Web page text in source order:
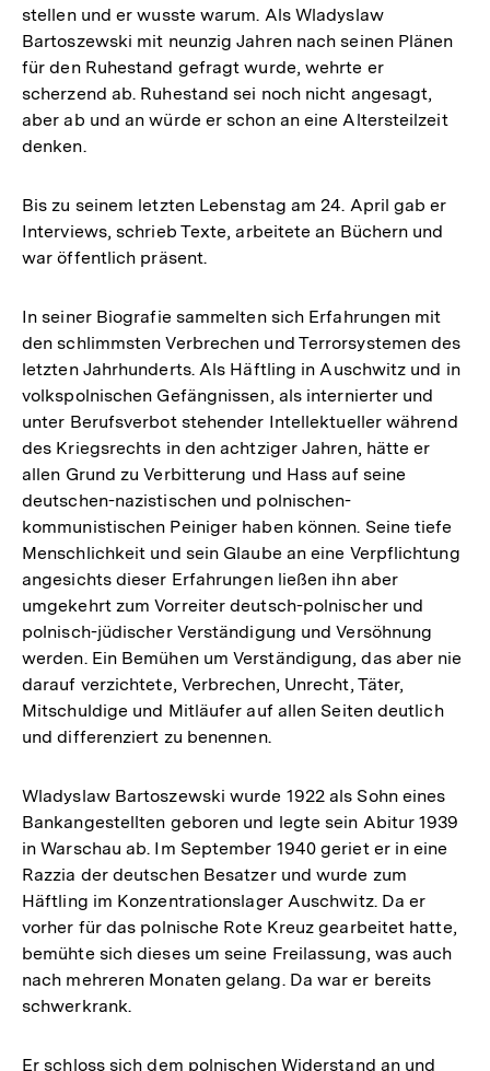
stellen und er wusste warum. Als Wladyslaw
Bartoszewski mit neunzig Jahren nach seinen Plänen
für den Ruhestand gefragt wurde, wehrte er
scherzend ab. Ruhestand sei noch nicht angesagt,
aber ab und an würde er schon an eine Altersteilzeit
denken.
Bis zu seinem letzten Lebenstag am 24. April gab er
Interviews, schrieb Texte, arbeitete an Büchern und
war öffentlich präsent.
In seiner Biografie sammelten sich Erfahrungen mit
den schlimmsten Verbrechen und Terrorsystemen des
letzten Jahrhunderts. Als Häftling in Auschwitz und in
volkspolnischen Gefängnissen, als internierter und
unter Berufsverbot stehender Intellektueller während
des Kriegsrechts in den achtziger Jahren, hätte er
allen Grund zu Verbitterung und Hass auf seine
deutschen-nazistischen und polnischen-
kommunistischen Peiniger haben können. Seine tiefe
Menschlichkeit und sein Glaube an eine Verpflichtung
angesichts dieser Erfahrungen ließen ihn aber
umgekehrt zum Vorreiter deutsch-polnischer und
polnisch-jüdischer Verständigung und Versöhnung
werden. Ein Bemühen um Verständigung, das aber nie
darauf verzichtete, Verbrechen, Unrecht, Täter,
Mitschuldige und Mitläufer auf allen Seiten deutlich
und differenziert zu benennen.
Wladyslaw Bartoszewski wurde 1922 als Sohn eines
Bankangestellten geboren und legte sein Abitur 1939
in Warschau ab. Im September 1940 geriet er in eine
Razzia der deutschen Besatzer und wurde zum
Häftling im Konzentrationslager Auschwitz. Da er
vorher für das polnische Rote Kreuz gearbeitet hatte,
bemühte sich dieses um seine Freilassung, was auch
nach mehreren Monaten gelang. Da war er bereits
schwerkrank.
Er schloss sich dem polnischen Widerstand an und